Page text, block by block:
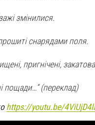
змінилися.
снарядами поля.
пригнічені,
пощади…” (переклад)
https://youtu.be/